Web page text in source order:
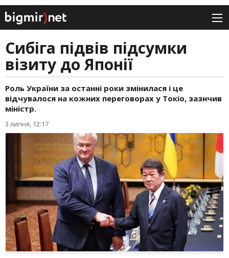
Сибіга підвів підсумки
візиту до Японії
Роль України за останні роки змінилася і це
відчувалося на кожних переговорах у Токіо, зазнчив
міністр.
3 липня, 12:17